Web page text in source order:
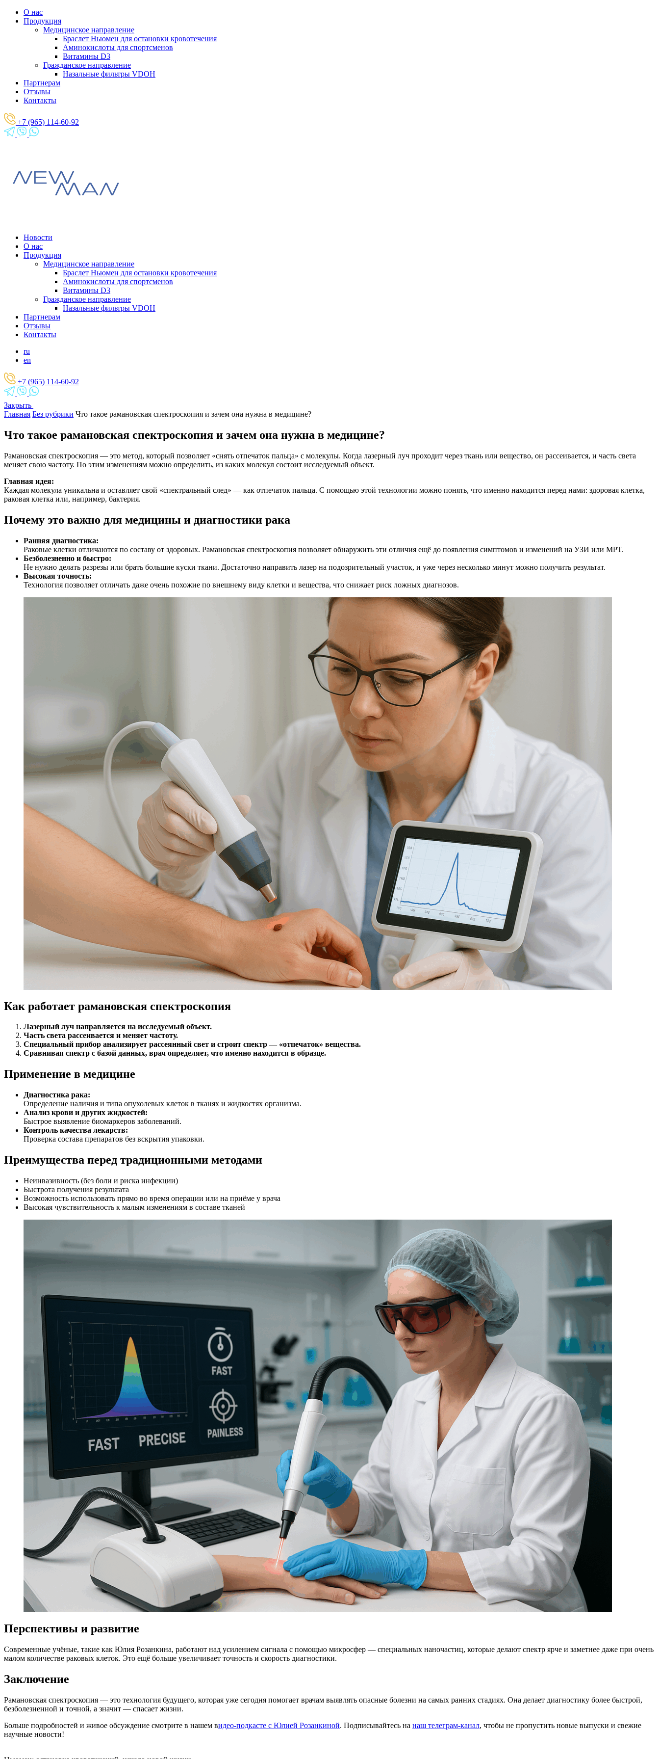
О нас
Продукция
Медицинское направление
Браслет Ньюмен для остановки кровотечения
Аминокислоты для спортсменов
Витамины D3
Гражданское направление
Назальные фильтры VDOH
Партнерам
Отзывы
Контакты
+7 (965) 114-60-92
Новости
О нас
Продукция
Медицинское направление
Браслет Ньюмен для остановки кровотечения
Аминокислоты для спортсменов
Витамины D3
Гражданское направление
Назальные фильтры VDOH
Партнерам
Отзывы
Контакты
ru
en
+7 (965) 114-60-92
Закрыть
Главная Без рубрики Что такое рамановская спектроскопия и зачем она нужна в медицине?
Что такое рамановская спектроскопия и зачем она нужна в медицине?
Рамановская спектроскопия — это метод, который позволяет «снять отпечаток пальца» с молекулы. Когда лазерный луч проходит через ткань или вещество, он рассеивается, и часть света
меняет свою частоту. По этим изменениям можно определить, из каких молекул состоит исследуемый объект.
Главная идея:
Каждая молекула уникальна и оставляет свой «спектральный след» — как отпечаток пальца. С помощью этой технологии можно понять, что именно находится перед нами: здоровая клетка,
раковая клетка или, например, бактерия.
Почему это важно для медицины и диагностики рака
Ранняя диагностика:
Раковые клетки отличаются по составу от здоровых. Рамановская спектроскопия позволяет обнаружить эти отличия ещё до появления симптомов и изменений на УЗИ или МРТ.
Безболезненно и быстро:
Не нужно делать разрезы или брать большие куски ткани. Достаточно направить лазер на подозрительный участок, и уже через несколько минут можно получить результат.
Высокая точность:
Технология позволяет отличать даже очень похожие по внешнему виду клетки и вещества, что снижает риск ложных диагнозов.
Как работает рамановская спектроскопия
Лазерный луч направляется на исследуемый объект.
Часть света рассеивается и меняет частоту.
Специальный прибор анализирует рассеянный свет и строит спектр — «отпечаток» вещества.
Сравнивая спектр с базой данных, врач определяет, что именно находится в образце.
Применение в медицине
Диагностика рака:
Определение наличия и типа опухолевых клеток в тканях и жидкостях организма.
Анализ крови и других жидкостей:
Быстрое выявление биомаркеров заболеваний.
Контроль качества лекарств:
Проверка состава препаратов без вскрытия упаковки.
Преимущества перед традиционными методами
Неинвазивность (без боли и риска инфекции)
Быстрота получения результата
Возможность использовать прямо во время операции или на приёме у врача
Высокая чувствительность к малым изменениям в составе тканей
Перспективы и развитие
Современные учёные, такие как Юлия Розанкина, работают над усилением сигнала с помощью микросфер — специальных наночастиц, которые делают спектр ярче и заметнее даже при очень
малом количестве раковых клеток. Это ещё больше увеличивает точность и скорость диагностики.
Заключение
Рамановская спектроскопия — это технология будущего, которая уже сегодня помогает врачам выявлять опасные болезни на самых ранних стадиях. Она делает диагностику более быстрой,
безболезненной и точной, а значит — спасает жизни.
Больше подробностей и живое обсуждение смотрите в нашем видео-подкасте с Юлией Розанкиной. Подписывайтесь на наш телеграм-канал, чтобы не пропустить новые выпуски и свежие
научные новости!​